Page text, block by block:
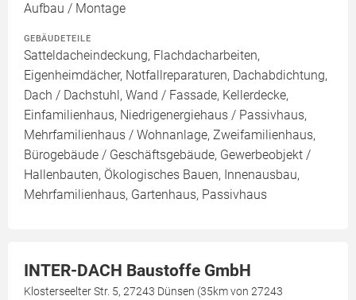
Aufbau / Montage
GEBÄUDETEILE
Satteldacheindeckung, Flachdacharbeiten,
Eigenheimdächer, Notfallreparaturen, Dachabdichtung,
Dach / Dachstuhl, Wand / Fassade, Kellerdecke,
Einfamilienhaus, Niedrigenergiehaus / Passivhaus,
Mehrfamilienhaus / Wohnanlage, Zweifamilienhaus,
Bürogebäude / Geschäftsgebäude, Gewerbeobjekt /
Hallenbauten, Ökologisches Bauen, Innenausbau,
Mehrfamilienhaus, Gartenhaus, Passivhaus
INTER-DACH Baustoffe GmbH
Klosterseelter Str. 5, 27243 Dünsen (35km von 27243